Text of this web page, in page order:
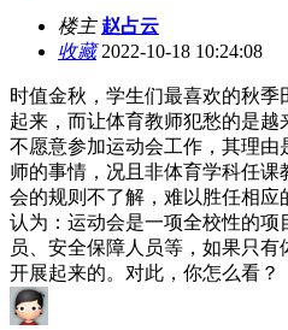
楼主 赵占云
收藏2022-10-18 10:24:08
时值金秋，学生们最喜欢的秋
起来，而让体育教师犯愁的是
不愿意参加运动会工作，其理
师的事情，况且非体育学科任
会的规则不了解，难以胜任相
认为：运动会是一项全校性的项
员、安全保障人员等，如果只
开展起来的。对此，你怎么看？